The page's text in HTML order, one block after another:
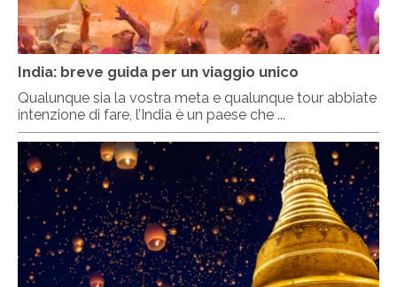
India: breve guida per un viaggio unico
Qualunque sia la vostra meta e qualunque tour abbiate
intenzione di fare, l’India è un paese che ...